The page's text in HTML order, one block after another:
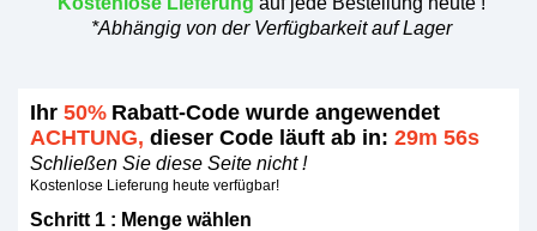
*Abhängig von der Verfügbarkeit auf Lager
Ihr 50% Rabatt-Code wurde angewendet
ACHTUNG, dieser Code läuft ab in: 29m 56s
Schließen Sie diese Seite nicht !
Kostenlose Lieferung heute verfügbar!
Schritt 1 : Menge wählen